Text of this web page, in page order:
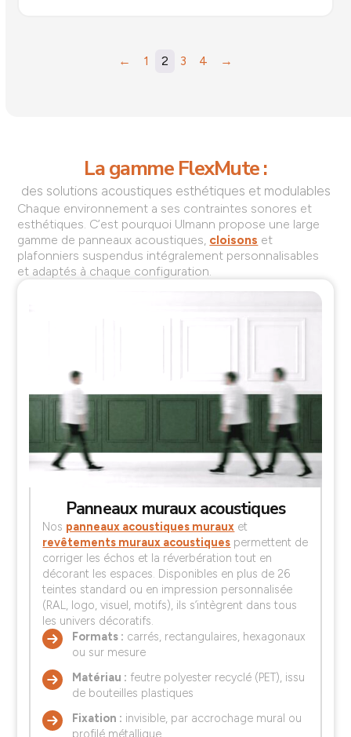
← 1 2 3 4 →
La gamme FlexMute :
des solutions acoustiques esthétiques et modulables
Chaque environnement a ses contraintes sonores et
esthétiques. C’est pourquoi Ulmann propose une large
gamme de panneaux acoustiques, cloisons et
plafonniers suspendus intégralement personnalisables
et adaptés à chaque configuration.
Panneaux muraux acoustiques
Nos panneaux acoustiques muraux et
revêtements muraux acoustiques permettent de
corriger les échos et la réverbération tout en
décorant les espaces. Disponibles en plus de 26
teintes standard ou en impression personnalisée
(RAL, logo, visuel, motifs), ils s’intègrent dans tous
les univers décoratifs.
Formats : carrés, rectangulaires, hexagonaux
ou sur mesure
Matériau : feutre polyester recyclé (PET), issu
de bouteilles plastiques
Fixation : invisible, par accrochage mural ou
profilé métallique